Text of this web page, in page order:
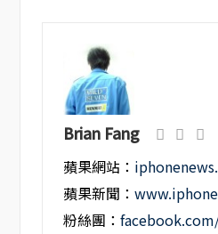
Brian Fang
蘋果網站：
蘋果新聞：
粉絲團：